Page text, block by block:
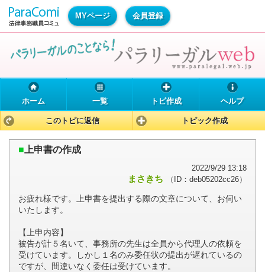
MYページ 会員登録
ホーム 一覧 トピ作成 ヘルプ
このトピに返信 トピック作成
■ 上申書の作成
2022/9/29 13:18
まさきち （ID：deb05202cc26）
お疲れ様です。上申書を提出する際の文章について、お伺い
いたします。
【上申内容】
被告が計５名いて、事務所の先生は全員から代理人の依頼を
受けています。しかし１名のみ委任状の提出が遅れているの
ですが、間違いなく委任は受けています。